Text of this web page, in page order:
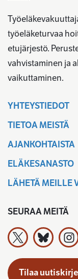
työeläketurvaa
etujärjestö.
vahvistaminen ja
vaikuttaminen.
YHTEYSTIEDOT
TIETOA MEISTÄ
AJANKOHTAISTA
ELÄKESANASTO
LÄHETÄ MEILLE
SEURAA MEITÄ
Tilaa